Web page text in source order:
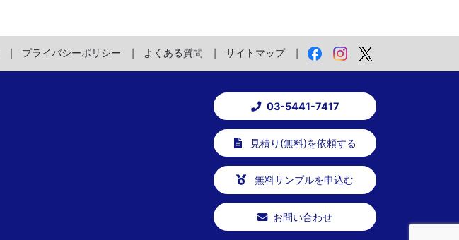
プライバシーポリシー よくある質問 サイトマップ
03-5441-7417
見積り(無料)を依頼する
無料サンプルを申込む
お問い合わせ